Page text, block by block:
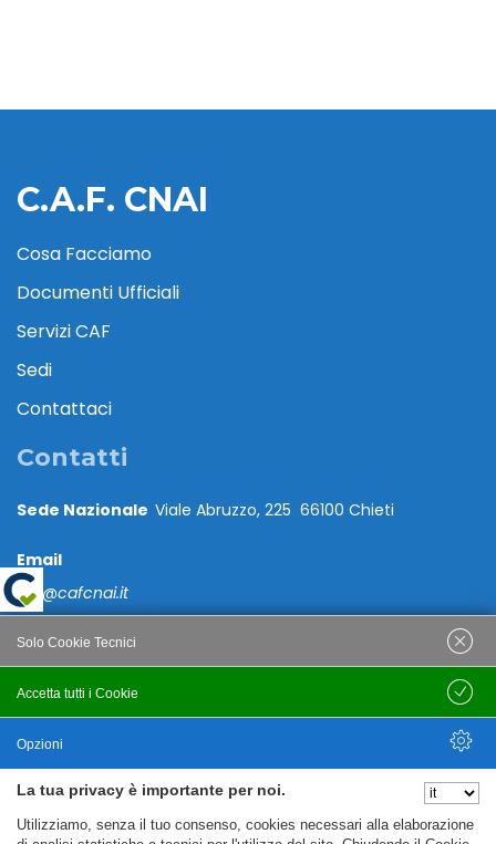
C.A.F. CNAI
Cosa Facciamo
Documenti Ufficiali
Servizi CAF
Sedi
Contattaci
Contatti
Sede Nazionale Viale Abruzzo, 225 66100 Chieti
Email
caf@cafcnai.it
Posta Certificata
Tel. 0871 540063
PRIVACY
La tua privacy è importante per noi.
Utilizziamo, senza il tuo consenso, cookies necessari alla elaborazione
Accetta tutti i Cookie
Solo Cookie Tecnici
Salva
Opzioni
Nascondi Opzioni